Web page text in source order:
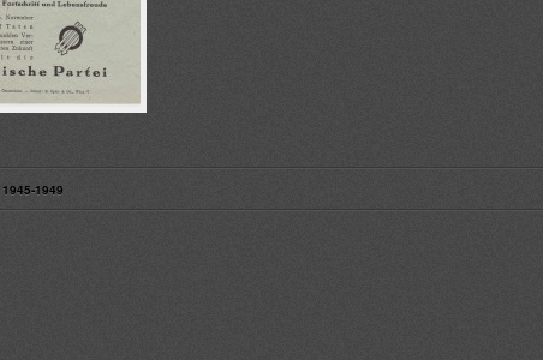
1945-1949